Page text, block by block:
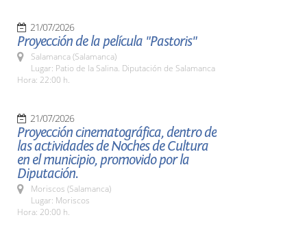
21/07/2026
Proyección de la película "Pastoris"
Salamanca (Salamanca)
Lugar: Patio de la Salina. Diputación de Salamanca
Hora: 22:00 h.
21/07/2026
Proyección cinematográfica, dentro de
las actividades de Noches de Cultura
en el municipio, promovido por la
Diputación.
Moriscos (Salamanca)
Lugar: Moriscos
Hora: 20:00 h.